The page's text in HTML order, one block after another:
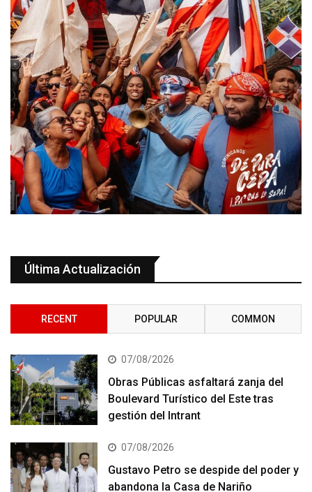
Última Actualización
RECENT POPULAR COMMON
07/08/2026
Obras Públicas asfaltará zanja del
Boulevard Turístico del Este tras
gestión del Intrant
07/08/2026
Gustavo Petro se despide del poder y
abandona la Casa de Nariño